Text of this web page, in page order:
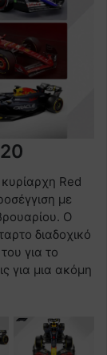
Red
με
Ο
διαδοχικό
για το
για μια ακόμη